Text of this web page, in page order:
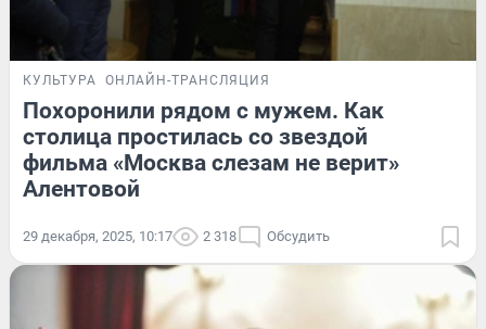
КУЛЬТУРА ОНЛАЙН-ТРАНСЛЯЦИЯ
Похоронили рядом с мужем. Как
столица простилась со звездой
фильма «Москва слезам не верит»
Алентовой
29 декабря, 2025, 10:17 2 318 Обсудить